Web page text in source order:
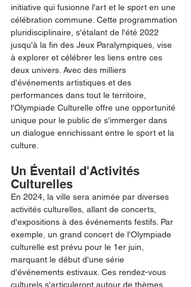
initiative qui fusionne l'art et le sport en une
célébration commune. Cette programmation
pluridisciplinaire, s'étalant de l'été 2022
jusqu'à la fin des Jeux Paralympiques, vise
à explorer et célébrer les liens entre ces
deux univers. Avec des milliers
d'événements artistiques et des
performances dans tout le territoire,
l'Olympiade Culturelle offre une opportunité
unique pour le public de s'immerger dans
un dialogue enrichissant entre le sport et la
culture.
Un Éventail d'Activités
Culturelles
En 2024, la ville sera animée par diverses
activités culturelles, allant de concerts,
d'expositions à des événements festifs. Par
exemple, un grand concert de l'Olympiade
culturelle est prévu pour le 1er juin,
marquant le début d'une série
d'événements estivaux. Ces rendez-vous
culturels s'articuleront autour de thèmes